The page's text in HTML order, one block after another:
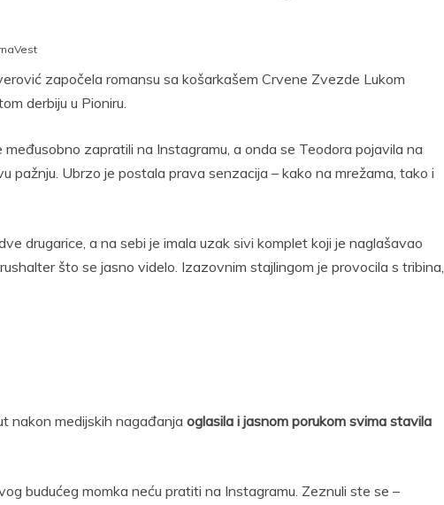
započela romansu sa košarkašem Crvene Zvezde Lukom
derbiju u Pioniru.
zapratili na Instagramu, a onda se Teodora pojavila na
pažnju. Ubrzo je postala prava senzacija – kako na mrežama, tako i
drugarice, a na sebi je imala uzak sivi komplet koji je naglašavao
što se jasno videlo. Izazovnim stajlingom je provocila s tribina,
nakon medijskih nagađanja oglasila i jasnom porukom svima stavila
budućeg momka neću pratiti na Instagramu. Zeznuli ste se –